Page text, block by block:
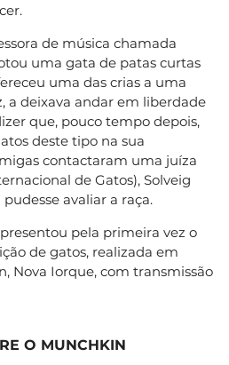
de música chamada
uma gata de patas curtas
uma das crias a uma
a deixava andar em liberdade
que, pouco tempo depois,
deste tipo na sua
contactaram uma juíza
de Gatos), Solveig
avaliar a raça.
pela primeira vez o
de gatos, realizada em
Nova Iorque, com transmissão
O MUNCHKIN